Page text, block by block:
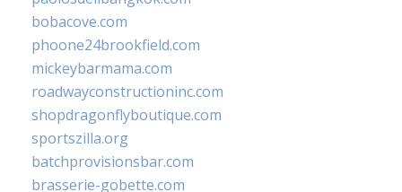
bobacove.com
phoone24brookfield.com
mickeybarmama.com
roadwayconstructioninc.com
shopdragonflyboutique.com
sportszilla.org
batchprovisionsbar.com
brasserie-gobette.com